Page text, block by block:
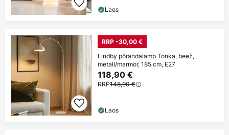
Laos
RRP -30,00 €
Lindby põrandalamp Tonka, beež,
metall/marmor, 185 cm, E27
118,90 €
RRP148,90 €
Laos